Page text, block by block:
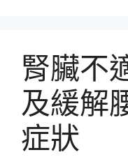
腎臟不
及緩解
症狀